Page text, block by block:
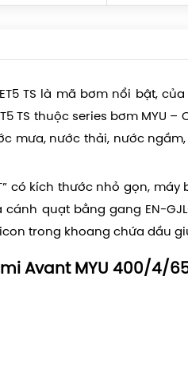
TS là mã bơm nổi bật, của
TS thuộc series bơm MYU
mưa, nước thải, nước
có kích thước nhỏ gọn,
quạt bằng gang EN-
trong khoang chứa dầu
Avant MYU 400/4/65